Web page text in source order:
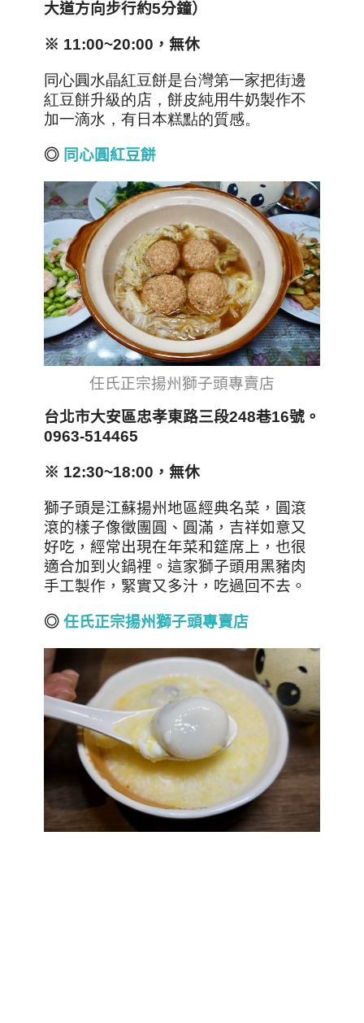
大道方向步行約5分鐘）
※ 11:00~20:00，無休
同心圓水晶紅豆餅是台灣第一家把街邊
紅豆餅升級的店，餅皮純用牛奶製作不
加一滴水，有日本糕點的質感。
◎ 同心圓紅豆餅
任氏正宗揚州獅子頭專賣店
台北市大安區忠孝東路三段248巷16號。
0963-514465
※ 12:30~18:00，無休
獅子頭是江蘇揚州地區經典名菜，圓滾
滾的樣子像徵團圓、圓滿，吉祥如意又
好吃，經常出現在年菜和筵席上，也很
適合加到火鍋裡。這家獅子頭用黑豬肉
手工製作，緊實又多汁，吃過回不去。
◎ 任氏正宗揚州獅子頭專賣店